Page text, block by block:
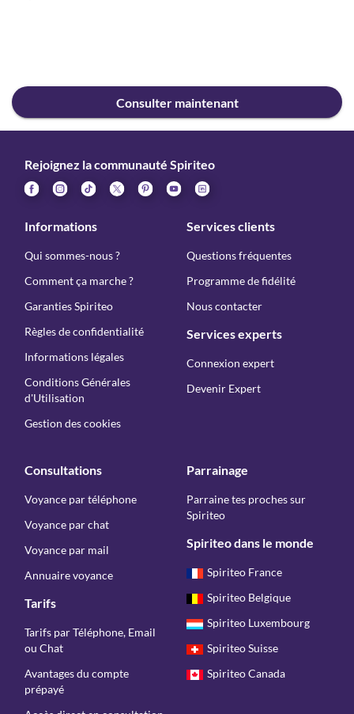
Consulter maintenant
Rejoignez la communauté Spiriteo
Informations
Qui sommes-nous ?
Comment ça marche ?
Garanties Spiriteo
Règles de confidentialité
Informations légales
Conditions Générales
d'Utilisation
Gestion des cookies
Services clients
Questions fréquentes
Programme de fidélité
Nous contacter
Services experts
Connexion expert
Devenir Expert
Consultations
Voyance par téléphone
Voyance par chat
Voyance par mail
Annuaire voyance
Tarifs
Tarifs par Téléphone, Email
ou Chat
Avantages du compte
prépayé
Parrainage
Parraine tes proches sur
Spiriteo
Spiriteo dans le monde
Spiriteo France
Spiriteo Belgique
Spiriteo Luxembourg
Spiriteo Suisse
Spiriteo Canada